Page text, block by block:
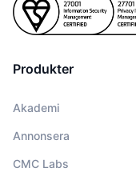
Produkter
Akademi
Annonsera
CMC Labs